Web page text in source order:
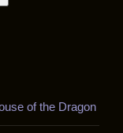
of the Dragon